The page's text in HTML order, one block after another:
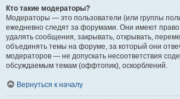
Кто такие модераторы?
Модераторы — это пользователи (или группы
ежедневно следят за форумами. Они имеют право
удалять сообщения, закрывать, открывать,
объединять темы на форуме, за который они
модераторов — не допускать несоответствия
обсуждаемым темам (оффтопик), оскорблений.
Вернуться к началу